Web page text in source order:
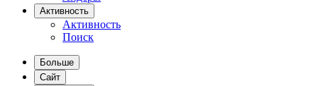
Активность
Активность
Поиск
Больше
Сайт